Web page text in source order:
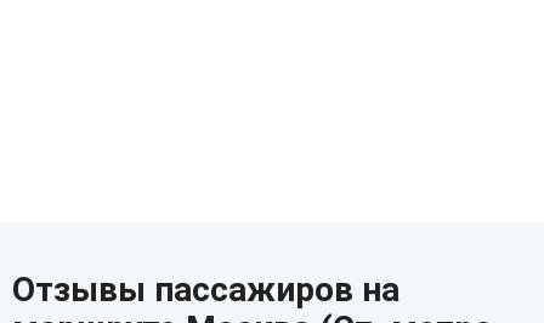
Отзывы пассажиров на